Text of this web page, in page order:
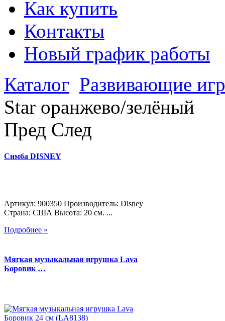
Как купить
Контакты
Новый график работы
Каталог Развивающие
Star оранжево/зелёный
Пред След
Симба DISNEY
Артикул: 900350 Производитель: Disney
Страна: США Высота: 20 см. ...
Подробнее »
Мягкая музыкальная игрушка Lava
Боровик …